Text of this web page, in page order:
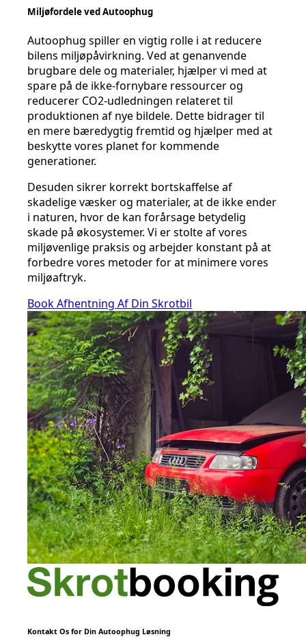
Miljøfordele ved Autoophug
Autoophug spiller en vigtig rolle i at reducere
bilens miljøpåvirkning. Ved at genanvende
brugbare dele og materialer, hjælper vi med at
spare på de ikke-fornybare ressourcer og
reducerer CO2-udledningen relateret til
produktionen af nye bildele. Dette bidrager til
en mere bæredygtig fremtid og hjælper med at
beskytte vores planet for kommende
generationer.
Desuden sikrer korrekt bortskaffelse af
skadelige væsker og materialer, at de ikke ender
i naturen, hvor de kan forårsage betydelig
skade på økosystemer. Vi er stolte af vores
miljøvenlige praksis og arbejder konstant på at
forbedre vores metoder for at minimere vores
miljøaftryk.
Book Afhentning Af Din Skrotbil
Kontakt Os for Din Autoophug Løsning